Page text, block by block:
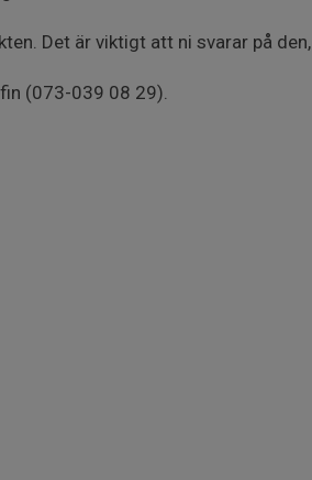
Det är viktigt att ni svarar på
(073-039 08 29).